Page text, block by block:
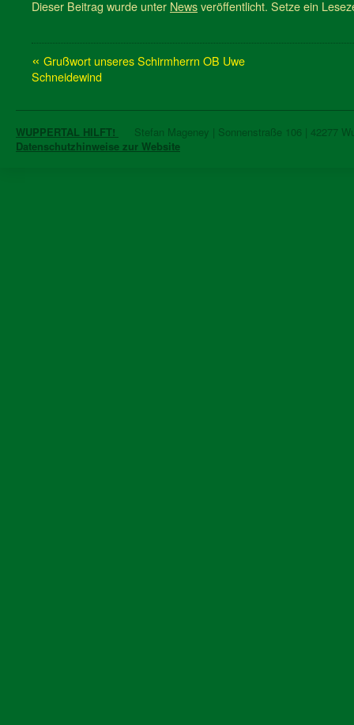
Dieser Beitrag wurde unter Newsveröffentlicht. Setze ein
« Grußwort unseres Schirmherrn OB Uwe
Schneidewind
WUPPERTAL HILFT!
Stefan Mageney | Sonnenstraße 106 | 42277
Datenschutzhinweise zur Website